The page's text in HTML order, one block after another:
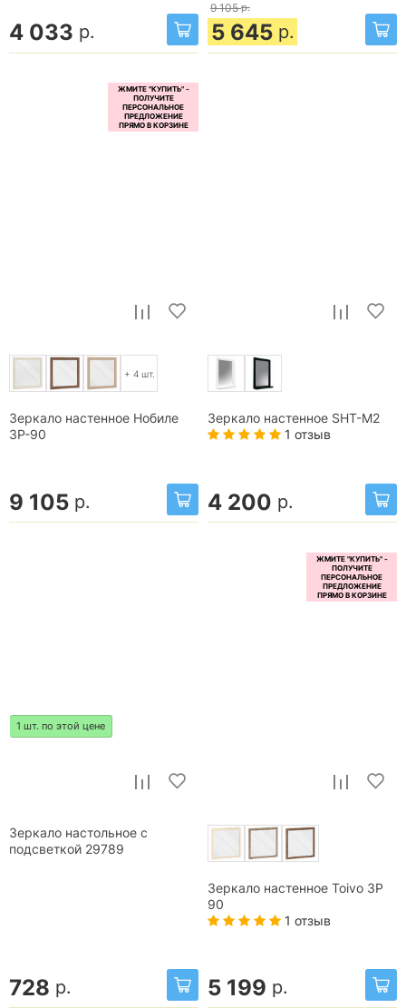
4 033 р.
9 105 р.
5 645 р.
+ 4 шт.
Зеркало настенное Нобиле
ЗР-90
9 105 р.
Зеркало настенное SHT-М2
1 отзыв
4 200 р.
1 шт. по этой цене
Зеркало настольное с
подсветкой 29789
728 р.
Зеркало настенное Toivo ЗР
90
1 отзыв
5 199 р.